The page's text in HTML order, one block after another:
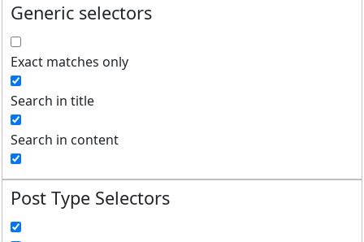
Generic selectors
Exact matches only
Search in title
Search in content
Post Type Selectors